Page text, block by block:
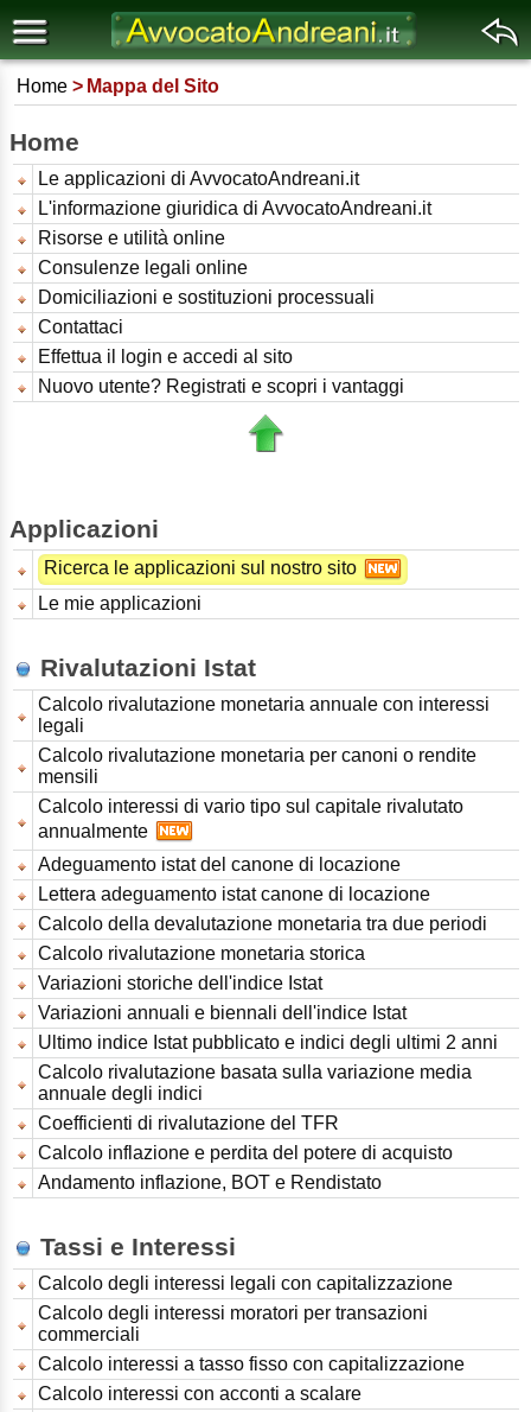
Home Mappa del Sito
Home
Le applicazioni di AvvocatoAndreani.it
L'informazione giuridica di AvvocatoAndreani.it
Risorse e utilità online
Consulenze legali online
Domiciliazioni e sostituzioni processuali
Contattaci
Effettua il login e accedi al sito
Nuovo utente? Registrati e scopri i vantaggi
Applicazioni
Ricerca le applicazioni sul nostro sito
Le mie applicazioni
Rivalutazioni Istat
Calcolo rivalutazione monetaria annuale con interessi
legali
Calcolo rivalutazione monetaria per canoni o rendite
mensili
Calcolo interessi di vario tipo sul capitale rivalutato
annualmente
Adeguamento istat del canone di locazione
Lettera adeguamento istat canone di locazione
Calcolo della devalutazione monetaria tra due periodi
Calcolo rivalutazione monetaria storica
Variazioni storiche dell'indice Istat
Variazioni annuali e biennali dell'indice Istat
Ultimo indice Istat pubblicato e indici degli ultimi 2 anni
Calcolo rivalutazione basata sulla variazione media
annuale degli indici
Coefficienti di rivalutazione del TFR
Calcolo inflazione e perdita del potere di acquisto
Andamento inflazione, BOT e Rendistato
Tassi e Interessi
Calcolo degli interessi legali con capitalizzazione
Calcolo degli interessi moratori per transazioni
commerciali
Calcolo interessi a tasso fisso con capitalizzazione
Calcolo interessi con acconti a scalare